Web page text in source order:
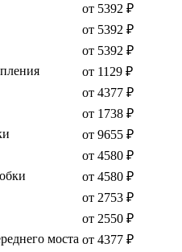
от 5392 ₽
от 5392 ₽
от 5392 ₽
от 1129 ₽
от 4377 ₽
от 1738 ₽
от 9655 ₽
от 4580 ₽
от 4580 ₽
от 2753 ₽
от 2550 ₽
моста от 4377 ₽